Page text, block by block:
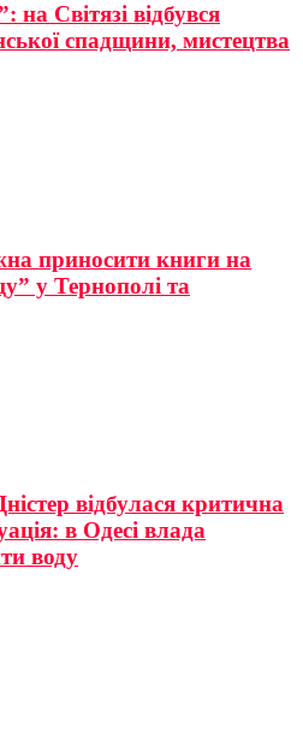
на Світязі відбувся
спадщини, мистецтва
приносити книги на
у Тернополі та
відбулася критична
в Одесі влада
воду